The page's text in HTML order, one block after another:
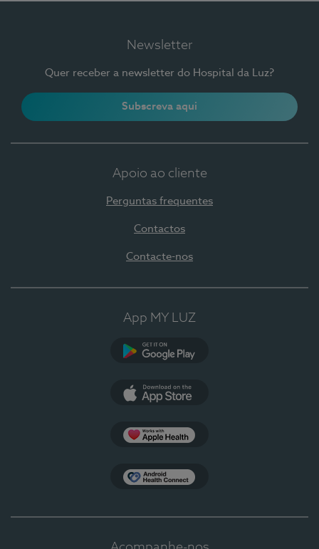
Newsletter
Quer receber a newsletter do Hospital da Luz?
Subscreva aqui
Apoio ao cliente
Perguntas frequentes
Contactos
Contacte-nos
App MY LUZ